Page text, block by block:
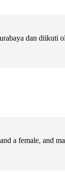
dan diikuti
a female, and